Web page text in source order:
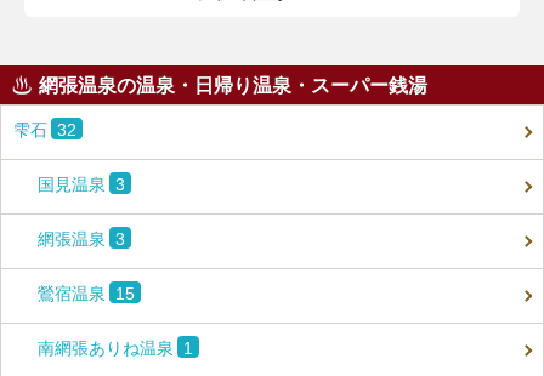
い食事処・気軽に立ち寄れる日帰り温泉を
順に紹介します。
網張温泉の温泉・日帰り温泉・スーパー銭湯
雫石 32
国見温泉 3
網張温泉 3
鶯宿温泉 15
南網張ありね温泉 1